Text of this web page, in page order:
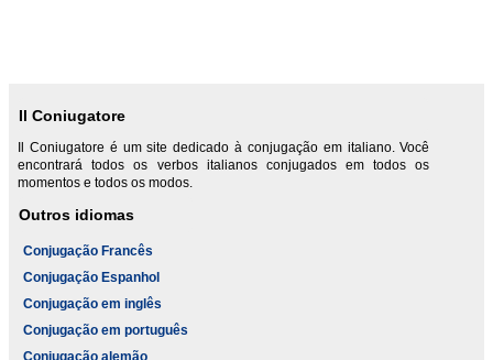
Il Coniugatore
Il Coniugatore é um site dedicado à conjugação em italiano. Você
encontrará todos os verbos italianos conjugados em todos os
momentos e todos os modos.
Outros idiomas
Conjugação Francês
Conjugação Espanhol
Conjugação em inglês
Conjugação em português
Conjugação alemão